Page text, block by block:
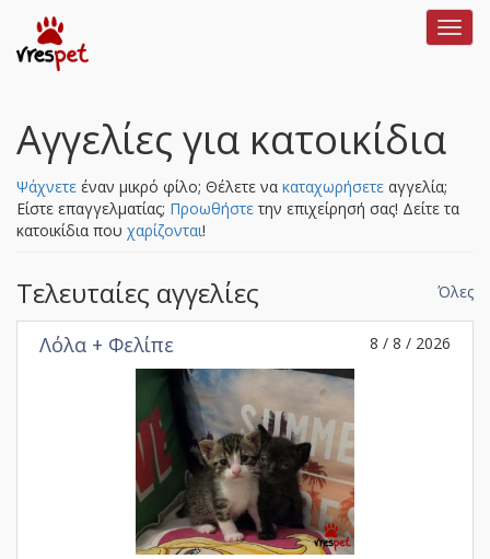
Αγγελίες για κατοικίδια
Ψάχνετε έναν μικρό φίλο; Θέλετε να καταχωρήσετε αγγελία;
Είστε επαγγελματίας; Προωθήστε την επιχείρησή σας! Δείτε τα
κατοικίδια που χαρίζονται!
Τελευταίες αγγελίες Όλες
Λόλα + Φελίπε 8 / 8 / 2026